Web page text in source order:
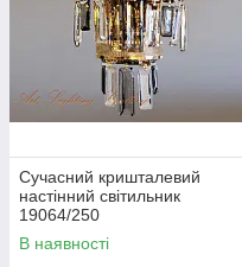
Сучасний кришталевий
настінний світильник
19064/250
В наявності